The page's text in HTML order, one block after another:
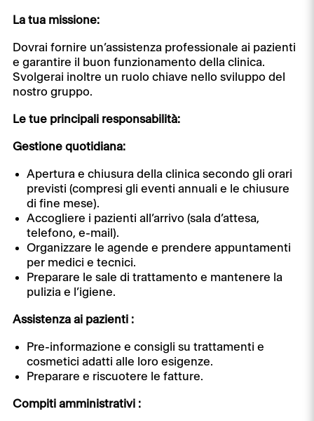
La tua missione:
Dovrai fornire un’assistenza professionale ai pazienti
e garantire il buon funzionamento della clinica.
Svolgerai inoltre un ruolo chiave nello sviluppo del
nostro gruppo.
Le tue principali responsabilità:
Gestione quotidiana:
Apertura e chiusura della clinica secondo gli orari
previsti (compresi gli eventi annuali e le chiusure
di fine mese).
Accogliere i pazienti all’arrivo (sala d’attesa,
telefono, e-mail).
Organizzare le agende e prendere appuntamenti
per medici e tecnici.
Preparare le sale di trattamento e mantenere la
pulizia e l’igiene.
Assistenza ai pazienti :
Pre-informazione e consigli su trattamenti e
cosmetici adatti alle loro esigenze.
Preparare e riscuotere le fatture.
Compiti amministrativi :